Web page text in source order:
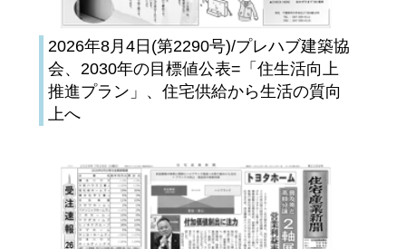
2026年8月4日(第2290号)/プレハブ建築協
会、2030年の目標値公表=「住生活向上
推進プラン」、住宅供給から生活の質向
上へ